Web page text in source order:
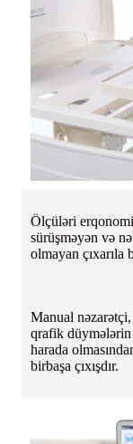
Ölçüləri
sürüşməyən və
olmayan çıxarıla
Manual
qrafik
harada
birbaşa çıxışdır.